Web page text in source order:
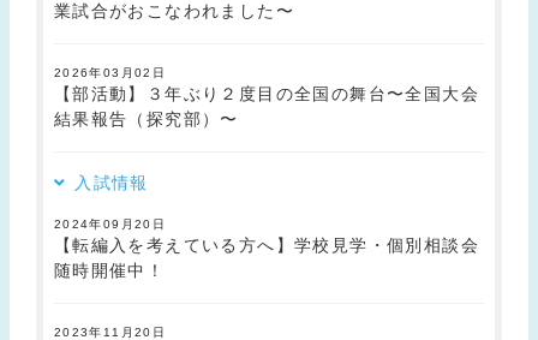
業試合がおこなわれました〜
2026年03月02日
【部活動】３年ぶり２度目の全国の舞台〜全国大会
結果報告（探究部）〜
入試情報
2024年09月20日
【転編入を考えている方へ】学校見学・個別相談会
随時開催中！
2023年11月20日